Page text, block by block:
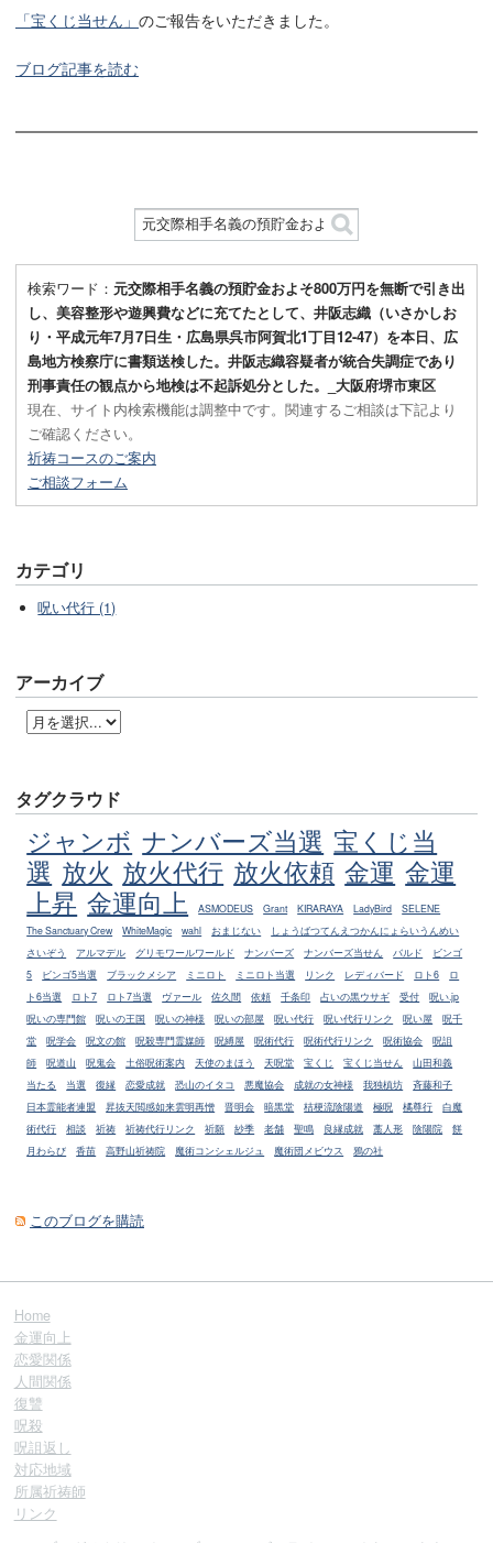
「宝くじ当せん」 のご報告をいただきました。
ブログ記事を読む
検索ワード： 元交際相手名義の預貯金およそ800万円を無断で引き出
し、美容整形や遊興費などに充てたとして、井阪志織（いさかしお
り・平成元年7月7日生・広島県呉市阿賀北1丁目12-47）を本日、広
島地方検察庁に書類送検した。井阪志織容疑者が統合失調症であり
刑事責任の観点から地検は不起訴処分とした。_大阪府堺市東区
現在、サイト内検索機能は調整中です。関連するご相談は下記より
ご確認ください。
祈祷コースのご案内
ご相談フォーム
カテゴリ
呪い代行 (1)
アーカイブ
タグクラウド
ジャンボ ナンバーズ当選 宝くじ当
選 放火 放火代行 放火依頼 金運 金運
上昇 金運向上 ASMODEUS Grant KIRARAYA LadyBird
SELENE
The Sanctuary Crew
WhiteMagic wahl おまじない
しょうばつてんえつかんにょらいうんめい
さいぞう
アルマデル グリモワールワールド ナンバーズ ナンバーズ当せん バルド
ビンゴ
5
ビンゴ5当選 ブラックメシア ミニロト ミニロト当選 リンク レディバード ロト6
ロ
ト6当選
ロト7 ロト7当選 ヴァール 佐久間 依頼 千条印 占いの黒ウサギ 受付
呪い.jp
呪いの専門館
呪いの王国 呪いの神様 呪いの部屋 呪い代行 呪い代行リンク 呪い屋
呪千
堂
呪学会 呪文の館 呪殺専門霊媒師 呪縛屋 呪術代行 呪術代行リンク 呪術協会
呪詛
師
呪道山 呪鬼会 土俗呪術案内 天使のまほう 天呪堂 宝くじ 宝くじ当せん
山田和義
当たる
当選 復縁 恋愛成就 恐山のイタコ 悪魔協会 成就の女神様 我独槙坊
斉藤和子
日本霊能者連盟
昇抜天閲感如来雲明再憎 晋明会 暗黒堂 桔梗流陰陽道 極呪 橘尊行
白魔
術代行
相談 祈祷 祈祷代行リンク 祈願 紗季 老舗 聖鳴 良縁成就 藁人形 陰陽院
餅
月わらび
香苗 高野山祈祷院 魔術コンシェルジュ 魔術団メビウス 鴉の社
このブログを購読
Home
金運向上
恋愛関係
人間関係
復讐
呪殺
呪詛返し
対応地域
所属祈祷師
リンク